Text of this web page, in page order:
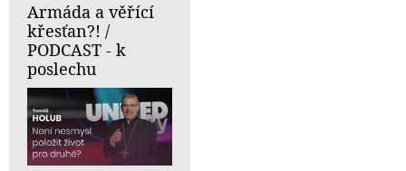
Armáda a věřící
křesťan?! /
PODCAST - k
poslechu